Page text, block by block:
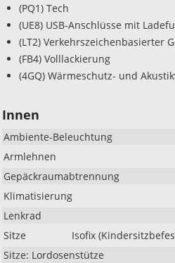
(PQ1) Tech
(UE8) USB-Anschlüsse mit
(LT2) Verkehrszeichenbasierter
(FB4) Volllackierung
(4GQ) Wärmeschutz- und
Innen
Ambiente-Beleuchtung
Armlehnen
Gepäckraumabtrennung
Klimatisierung
Lenkrad
Sitze
Isofix
Sitze: Lordosenstütze